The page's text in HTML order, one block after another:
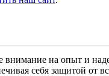
внимание на опыт и
себя защитой